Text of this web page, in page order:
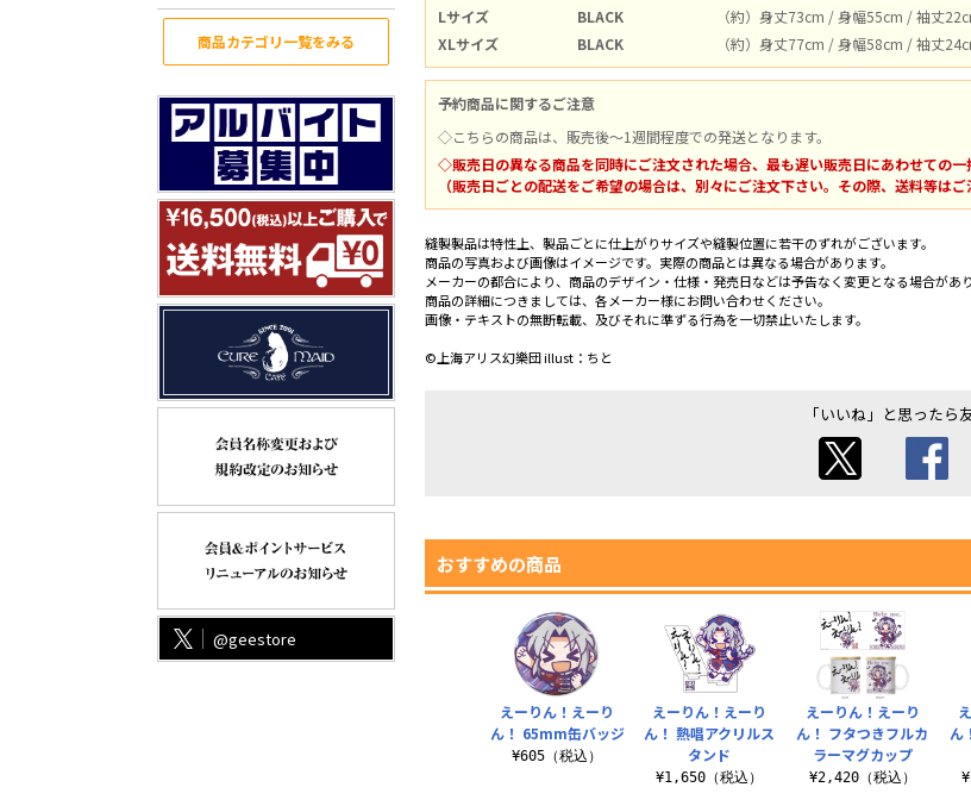
商品カテゴリ一覧をみる
@geestore
Lサイズ
BLACK
（約）身丈73cm / 身幅55cm / 袖丈
XLサイズ
BLACK （約）身丈77cm / 身幅58cm / 袖丈
予約商品に関するご注意
◇こちらの商品は、販売後～1週間程度での発送となります。
◇販売日の異なる商品を同時にご注文された場合、最も遅い販売日にあわせての一
（販売日ごとの配送をご希望の場合は、別々にご注文下さい。その際、送料等は
縫製製品は特性上、製品ごとに仕上がりサイズや縫製位置に若干のずれがございます。
商品の写真および画像はイメージです。実際の商品とは異なる場合があります。
メーカーの都合により、商品のデザイン・仕様・発売日などは予告なく変更となる場合があり
商品の詳細につきましては、各メーカー様にお問い合わせください。
画像・テキストの無断転載、及びそれに準ずる行為を一切禁止いたします。
©上海アリス幻樂団 illust：ちと
「いいね」と思ったら
おすすめの商品
えーりん！えーり
ん！ フタつきフルカ
ラーマグカップ
¥2,420（税込）
ん
えーりん！えーり
ん！ 65mm缶バッジ
¥605（税込）
えーりん！えーり
ん！ 熱唱アクリルス
タンド
¥1,650（税込）